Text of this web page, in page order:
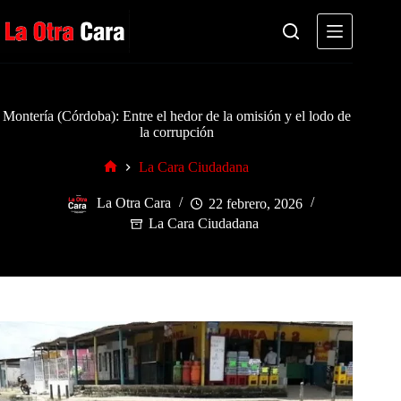
al
contenido
Montería (Córdoba): Entre el hedor de la omisión y el lodo de
la corrupción
La Cara Ciudadana
La Otra Cara
22 febrero, 2026
La Cara Ciudadana